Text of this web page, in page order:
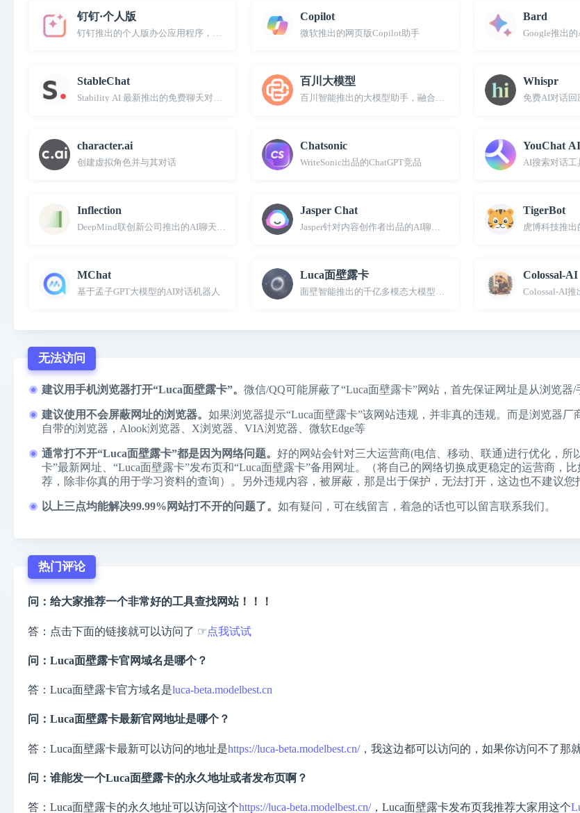
钉钉·个人版
钉钉推出的个人版办公应用程序，内置AI智能助手，可进行AI创作、AI对话、AI绘画
Copilot
微软推出的网页版Copilot助手
‎Bard
Google推出
StableChat
Stability AI 最新推出的免费聊天对话网站
百川大模型
百川智能推出的大模型助手，融合了意图理解、信息检索以及强化学习
Whispr
免费AI对话回
character.ai
创建虚拟角色并与其对话
Chatsonic
WriteSonic出品的ChatGPT竞品
YouChat AI
AI搜索对话工
Inflection
DeepMind联创新公司推出的AI聊天机器人
Jasper Chat
Jasper针对内容创作者出品的AI聊天工具
TigerBot
虎博科技推
MChat
基于孟子GPT大模型的AI对话机器人
Luca面壁露卡
面壁智能推出的千亿多模态大模型免费智能对话助手
Colossal-AI
Colossal-AI推
无法访问
建议用手机浏览器打开“Luca面壁露卡”。 微信/QQ可能屏蔽了“Luca面壁露卡”网站，首先保证网址是从浏览器
建议使用不会屏蔽网址的浏览器。 如果浏览器提示“Luca面壁露卡”该网站违规，并非真的违规。而是浏览器
自带的浏览器， Alook浏览器 X浏览器 VIA浏览器 微软Edge等
通常打不开“Luca面壁露卡”都是因为网络问题。 好的网站会针对三大运营商(电信、移动、联通)进行优化，所
卡”最新网址、“Luca面壁露卡”发布页和“Luca面壁露卡”备用网址。（将自己的网络切换成更稳定的运营商，
荐，除非你真的用于学习资料的查询）。另外违规内容，被屏蔽，那是出于保护，无法打开，这边也不建议您
以上三点均能解决99.99%网站打不开的问题了。 如有疑问，可在线留言，着急的话也可以留言联系我们。
热门评论
问：给大家推荐一个非常好的工具查找网站！！！
答：点击下面的链接就可以访问了 ☞点我试试
问：Luca面壁露卡官网域名是哪个？
答：Luca面壁露卡官方域名是luca-beta.modelbest.cn
问：Luca面壁露卡最新官网地址是哪个？
答：Luca面壁露卡最新可以访问的地址是https://luca-beta.modelbest.cn/，我这边都可以访问的，如果你访问不了那
问：谁能发一个Luca面壁露卡的永久地址或者发布页啊？
答：Luca面壁露卡的永久地址可以访问这个https://luca-beta.modelbest.cn/，Luca面壁露卡发布页我推荐大家用这个